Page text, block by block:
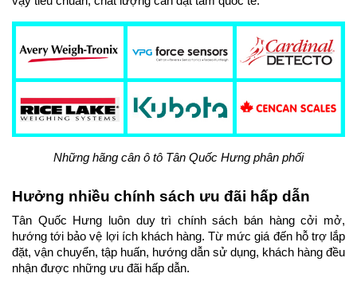
Những hãng cân ô tô Tân Quốc Hưng phân phối
Hưởng nhiều chính sách ưu đãi hấp dẫn
Tân Quốc Hưng luôn duy trì chính sách bán hàng cởi mở,
hướng tới bảo vệ lợi ích khách hàng. Từ mức giá đến hỗ trợ lắp
đặt, vận chuyển, tập huấn, hướng dẫn sử dụng, khách hàng đều
nhận được những ưu đãi hấp dẫn.